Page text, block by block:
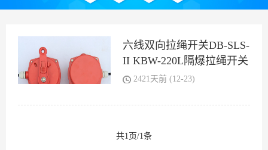
六线双向拉绳开关DB-SLS-
II KBW-220L隔爆拉绳开关
2421天前 (12-23)
共1页/1条